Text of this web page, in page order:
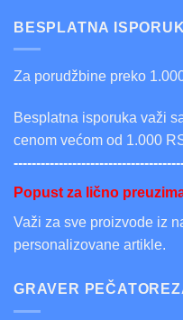
BESPLATNA
Za porudžbine preko
Besplatna isporuka važi
cenom većom od 1.000
Popust za lično
Važi za sve proizvode iz
personalizovane artikle.
GRAVER